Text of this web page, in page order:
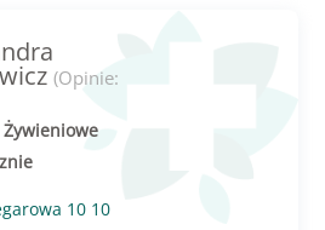
(Opinie:
10 10